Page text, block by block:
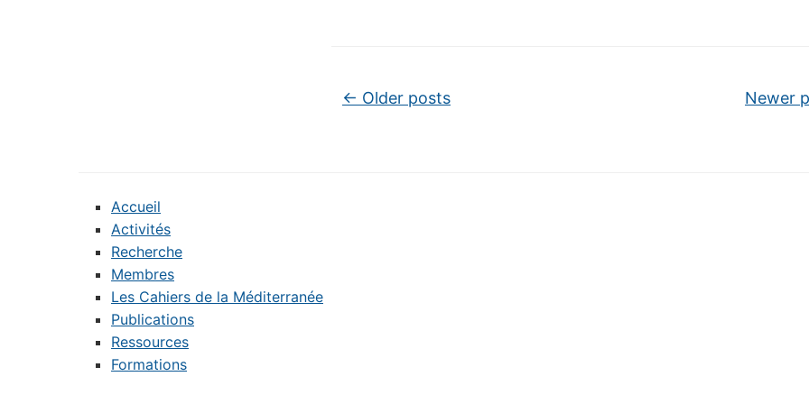
Post navigation
← Older posts Newer
Accueil
Activités
Recherche
Membres
Les Cahiers de la Méditerranée
Publications
Ressources
Formations